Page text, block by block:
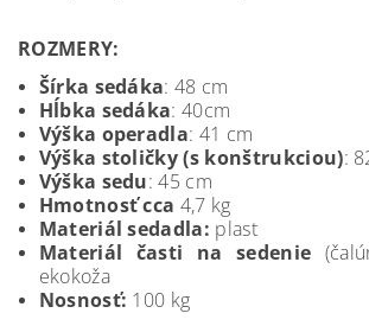
ROZMERY:
Šírka sedáka: 48 cm
Hĺbka sedáka: 40cm
Výška operadla: 41 cm
Výška stoličky (s konštrukciou):
Výška sedu: 45 cm
Hmotnosť cca 4,7 kg
Materiál sedadla: plast
Materiál časti
na sedenie
ekokoža
Nosnosť: 100 kg